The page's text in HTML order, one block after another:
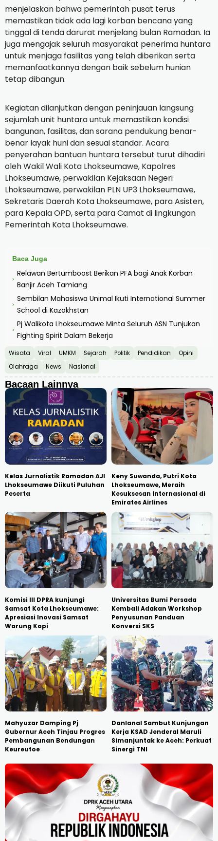
menjelaskan bahwa pemerintah pusat terus
memastikan tidak ada lagi korban bencana yang
tinggal di tenda darurat menjelang bulan Ramadan. Ia
juga mengajak seluruh masyarakat penerima huntara
untuk menjaga fasilitas yang telah diberikan serta
memanfaatkannya dengan baik sebelum hunian
tetap dibangun.
Kegiatan dilanjutkan dengan peninjauan langsung
sejumlah unit huntara untuk memastikan kondisi
bangunan, fasilitas, dan sarana pendukung benar-
benar layak huni dan sesuai standar. Acara
penyerahan bantuan huntara tersebut turut dihadiri
oleh Wakil Wali Kota Lhokseumawe, Kapolres
Lhokseumawe, perwakilan Kejaksaan Negeri
Lhokseumawe, perwakilan PLN UP3 Lhokseumawe,
Sekretaris Daerah Kota Lhokseumawe, para Asisten,
para Kepala OPD, serta para Camat di lingkungan
Pemerintah Kota Lhokseumawe.
Baca Juga
›
Relawan Bertumboost Berikan PFA bagi Anak Korban
Banjir Aceh Tamiang
›
Sembilan Mahasiswa Unimal Ikuti International Summer
School di Kazakhstan
›
Pj Walikota Lhokseumawe Minta Seluruh ASN Tunjukan
Fighting Spirit Dalam Bekerja
Wisata Viral UMKM Sejarah Politik Pendidikan
Opini
Olahraga
News Nasional
Bacaan Lainnya
Kelas Jurnalistik Ramadan AJI
Lhokseumawe Diikuti Puluhan
Peserta
Keny Suwanda, Putri Kota
Lhokseumawe, Meraih
Kesuksesan Internasional di
Emirates Airlines
Komisi III DPRA kunjungi
Samsat Kota Lhokseumawe:
Apresiasi Inovasi Samsat
Warung Kopi
Universitas Bumi Persada
Kembali Adakan Workshop
Penyusunan Panduan
Konversi SKS
Mahyuzar Damping Pj
Gubernur Aceh Tinjau Progres
Pembangunan Bendungan
Keureutoe
Danlanal Sambut Kunjungan
Kerja KSAD Jenderal Maruli
Simanjuntak ke Aceh: Perkuat
Sinergi TNI